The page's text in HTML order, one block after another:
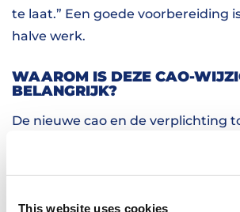
This website uses cookies
te laat.” Een goede voorbereiding
halve werk.
WAAROM IS DEZE CAO-
BELANGRIJK?
De nieuwe cao en de verplichting
gelijkwaardige beloning zijn niet
wettelijke eis. Het zorgt ook voor